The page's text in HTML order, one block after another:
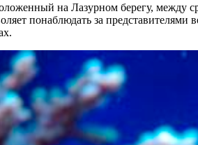
на Лазурном берегу,
понаблюдать за